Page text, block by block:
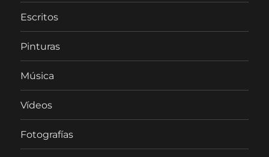
Escritos
Pinturas
Música
Vídeos
Fotografías